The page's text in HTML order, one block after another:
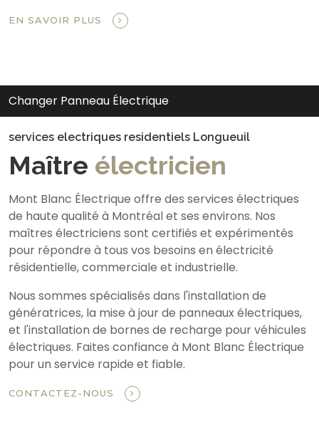
EN SAVOIR PLUS
Changer Panneau Électrique
services electriques residentiels Longueuil
Maître électricien
Mont Blanc Électrique offre des services électriques
de haute qualité à Montréal et ses environs. Nos
maîtres électriciens sont certifiés et expérimentés
pour répondre à tous vos besoins en électricité
résidentielle, commerciale et industrielle.
Nous sommes spécialisés dans l'installation de
génératrices, la mise à jour de panneaux électriques,
et l'installation de bornes de recharge pour véhicules
électriques. Faites confiance à Mont Blanc Électrique
pour un service rapide et fiable.
CONTACTEZ-NOUS